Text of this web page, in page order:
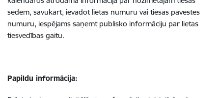
sēdēm, savukārt, ievadot lietas numuru vai tiesas pavēstes
numuru, iespējams saņemt publisko informāciju par lietas
tiesvedības gaitu.
Papildu informācija: